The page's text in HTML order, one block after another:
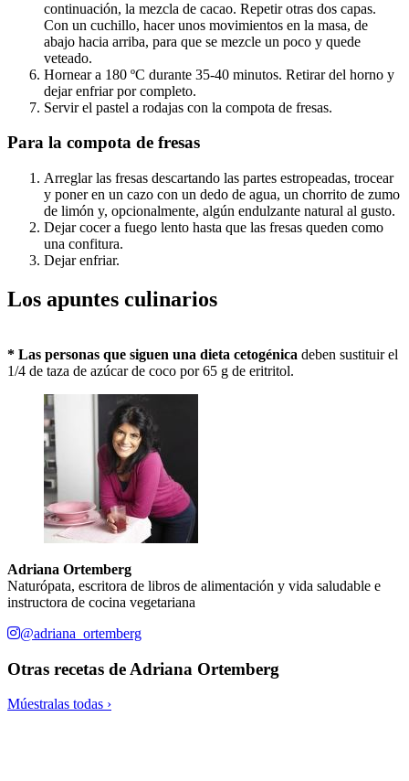
continuación, la mezcla de cacao. Repetir otras dos capas.
Con un cuchillo, hacer unos movimientos en la masa, de
abajo hacia arriba, para que se mezcle un poco y quede
veteado.
Hornear a 180 ºC durante 35-40 minutos. Retirar del horno y
dejar enfriar por completo.
Servir el pastel a rodajas con la compota de fresas.
Para la compota de fresas
Arreglar las fresas descartando las partes estropeadas, trocear
y poner en un cazo con un dedo de agua, un chorrito de zumo
de limón y, opcionalmente, algún endulzante natural al gusto.
Dejar cocer a fuego lento hasta que las fresas queden como
una confitura.
Dejar enfriar.
Los apuntes culinarios
* Las personas que siguen una dieta cetogénica deben sustituir el
1/4 de taza de azúcar de coco por 65 g de eritritol.
Adriana Ortemberg
Naturópata, escritora de libros de alimentación y vida saludable e
instructora de cocina vegetariana
@adriana_ortemberg
Otras recetas de Adriana Ortemberg
Múestralas todas ›